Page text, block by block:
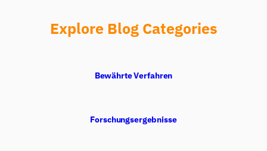
Explore Blog Categories
Bewährte Verfahren
Forschungsergebnisse